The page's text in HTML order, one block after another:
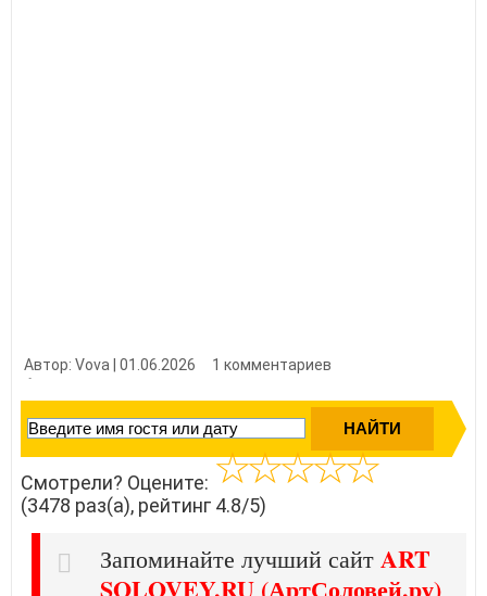
Автор: Vova | 01.06.2026
1 комментариев
Смотрели? Оцените:
(3478 раз(а), рейтинг 4.8/5)
Запоминайте лучший сайт ART
SOLOVEY.RU (АртСоловей.ру)